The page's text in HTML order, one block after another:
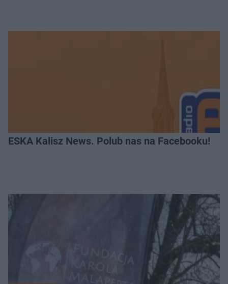
ESKA Kalisz News. Polub nas na Facebooku!